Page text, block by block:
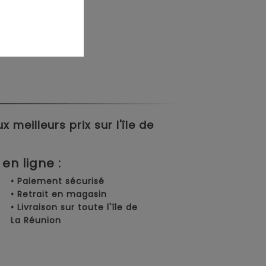
meilleurs prix sur l'île de
ligne :
• Paiement sécurisé
• Retrait en magasin
• Livraison sur toute l'île de
La Réunion